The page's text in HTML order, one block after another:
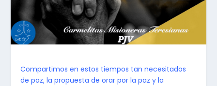
Compartimos en estos tiempos tan necesitados
de paz, la propuesta de orar por la paz y la